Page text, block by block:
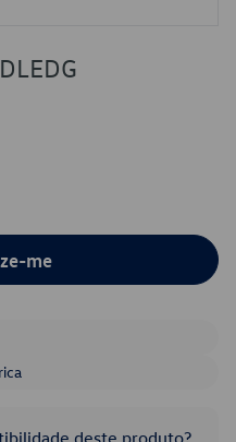
me
deste produto?